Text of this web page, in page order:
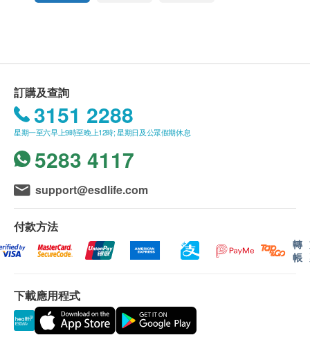
能產生協同效應，外層的強力制酸劑，服後迅速溶
解，即時中和過多的胃酸；內層藥片能深入胃部受損
的部位，治療患處，迅速紓緩各種胃部不適，促進胃
腸健康。
雙層藥片 多重效能
中和胃酸：「胃仙-U」強效的制酸劑能中和胃酸及
消除胃痛。
促進消化：「胃仙-U」所含生物澱粉酶2000有助
澱粉在胃內消化和吸收，減低胃部的消化負擔，促
修復胃黏膜：「胃仙-U」所含的護胃素有助修復受
損的胃壁和腸壁，加速受損部份癒合，使胃部回復
健康。
購買攝達
HK$200，即可享本地免費送貨服務。賬單總額未
滿HK$200需附加HK$50運費。
我們將於確定訂單後3個工作天內安排發貨。
不排除運送時間會因節日而有所影響。當八號烈風
訊號懸掛或黑色暴雨警告生效時，送貨服務時間將
會延遲。
所有訂單須視乎相關貨品的供應情況再作最後確
認。倘若健康網購health.ESDlife未能提供任何訂
單上的貨品，健康網購health.ESDlife有權拒絕接
客再作安排。
保用條款：
訂購及查詢
3151 2288
星期一至六早上9時至晚上12時; 星期日及公眾假期休息
5283 4117
support@esdlife.com
付款方法
轉
帳
下載應用程式